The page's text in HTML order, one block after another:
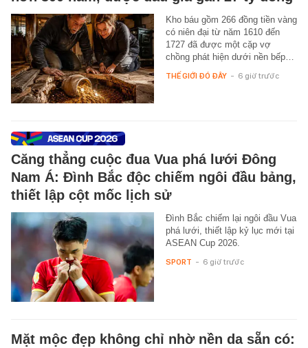
Kho báu gồm 266 đồng tiền vàng
có niên đại từ năm 1610 đến
1727 đã được một cặp vợ
chồng phát hiện dưới nền bếp…
THẾ GIỚI ĐÓ ĐÂY - 6 giờ trước
Căng thẳng cuộc đua Vua phá lưới Đông
Nam Á: Đình Bắc độc chiếm ngôi đầu bảng,
thiết lập cột mốc lịch sử
Đình Bắc chiếm lại ngôi đầu Vua
phá lưới, thiết lập kỷ lục mới tại
ASEAN Cup 2026.
SPORT - 6 giờ trước
Mặt mộc đẹp không chỉ nhờ nền da sẵn có: